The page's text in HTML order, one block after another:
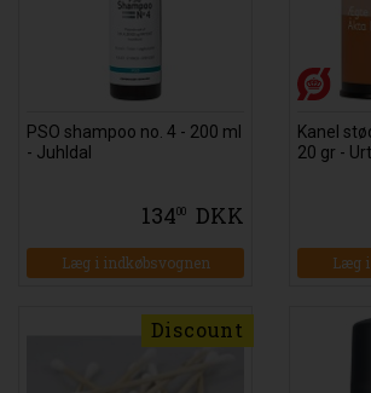
PSO shampoo no. 4 - 200 ml
- Juhldal
13400 DKK
Læg i indkøbsvognen
Kanel
20 gr -
Læg
Discount